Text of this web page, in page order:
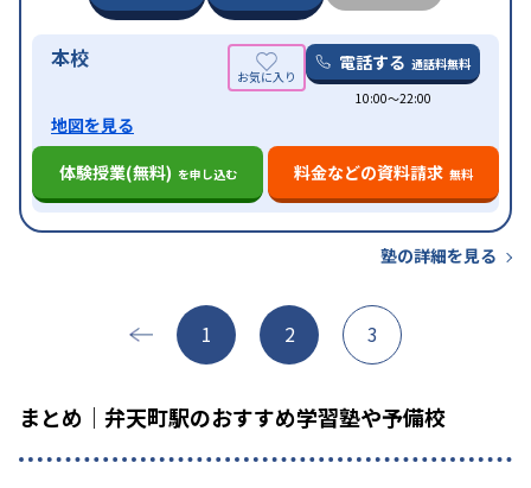
本校 電話する 通話料無料
10:00〜22:00
地図を見る
体験授業(無料) を申し込む 料金などの資料請求 無料
塾の詳細を見る
1 2 3
まとめ｜弁天町駅のおすすめ学習塾や予備校